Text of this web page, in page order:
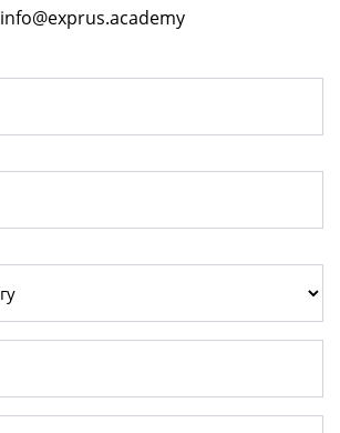
info@exprus.academy